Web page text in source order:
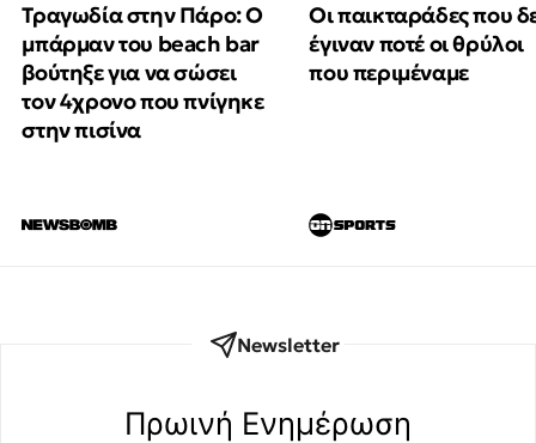
Τραγωδία στην Πάρο: Ο
μπάρμαν του beach bar
βούτηξε για να σώσει
τον 4χρονο που πνίγηκε
στην πισίνα
Οι παικταράδες που
έγιναν ποτέ οι θρύλοι
που περιμέναμε
Newsletter
Πρωινή Eνημέρωση